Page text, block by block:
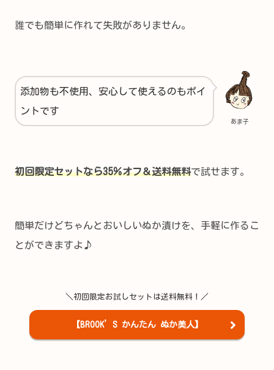
誰でも簡単に作れて失敗がありません。
あま子
添加物も不使用、安心して使えるのもポイ
ントです
初回限定セットなら35％オフ＆送料無料で試せます。
簡単だけどちゃんとおいしいぬか漬けを、手軽に作るこ
とができますよ♪
＼初回限定お試しセットは送料無料！／
【BROOK’S かんたん ぬか美人】